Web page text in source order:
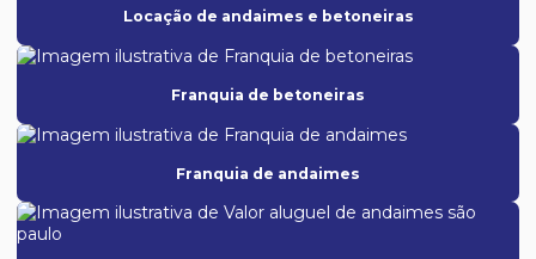
Locação de andaimes e betoneiras
Franquia de betoneiras
Franquia de andaimes